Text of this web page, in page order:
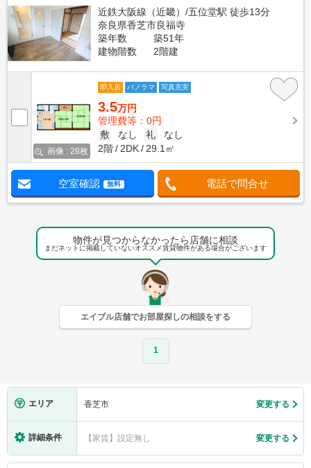
近鉄大阪線（近畿）/五位堂駅 徒歩13分
奈良県香芝市良福寺
築年数
築51年
建物階数
2階建
画像 : 28枚
即入居 パノラマ 写真充実
3.5万円
管理費等：0円
敷
なし 礼
なし
2階
2DK 29.1㎡
空室確認 無料 電話で問合せ
物件が見つからなかったら店舗に相談
まだネットに掲載していないオススメ賃貸物件がある場合がございます
エイブル店舗でお部屋探しの相談をする
1
エリア 香芝市 変更する
詳細条件 【家賃】設定無し 変更する